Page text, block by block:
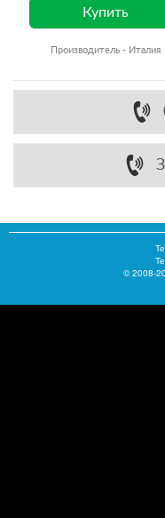
Купить
Производитель - Италия
© 2008-